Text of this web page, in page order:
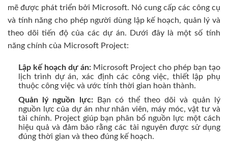
mẽ được phát triển bởi Microsoft. Nó cung cấp các công cụ
và tính năng cho phép người dùng lập kế hoạch, quản lý và
theo dõi tiến độ của các dự án. Dưới đây là một số tính
năng chính của Microsoft Project:
Lập kế hoạch dự án:Microsoft Project cho phép bạn tạo
lịch trình dự án, xác định các công việc, thiết lập phụ
thuộc công việc và ước tính thời gian hoàn thành.
Quản lý nguồn lực:Bạn có thể theo dõi và quản lý
nguồn lực của dự án như nhân viên, máy móc, vật tư và
tài chính. Project giúp bạn phân bổ nguồn lực một cách
hiệu quả và đảm bảo rằng các tài nguyên được sử dụng
đúng thời gian và theo đúng kế hoạch.